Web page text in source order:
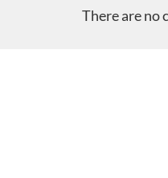
There are no